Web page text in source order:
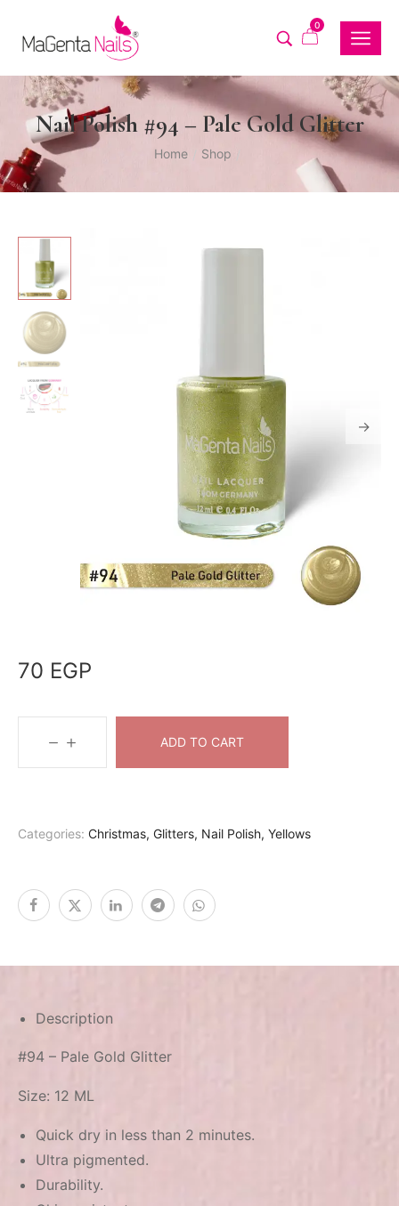
0
Nail Polish #94 – Pale Gold Glitter
Home Shop
70 EGP
ADD TO CART
Categories: Christmas, Glitters, Nail Polish, Yellows
Description
#94 – Pale Gold Glitter
Size: 12 ML
Quick dry in less than 2 minutes.
Ultra pigmented.
Durability.